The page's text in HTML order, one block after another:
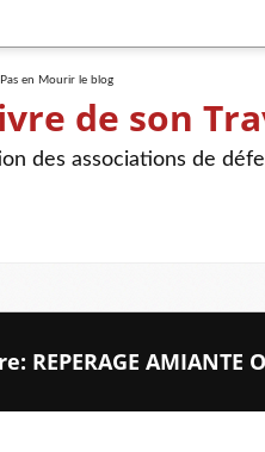
de son
des associations de
AMIANTE